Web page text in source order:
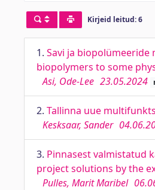
Kirjeid leitud: 6
1. Savi ja biopolümeeride
biopolymers to some
Asi, Ode-Lee 23.05.2024
2. Tallinna uue
Kesksaar, Sander
3. Pinnasest valmistatud
project solutions by the
Pulles, Marit Maribel